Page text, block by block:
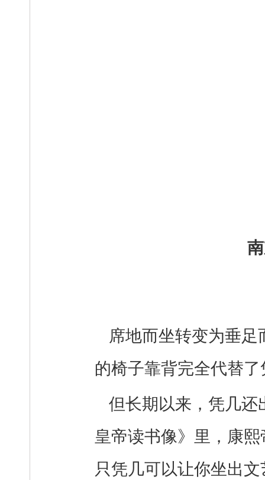
席地而坐转变为垂
的椅子靠背完全代替
但长期以来，凭几还
皇帝读书像》里，康
只凭几可以让你坐出